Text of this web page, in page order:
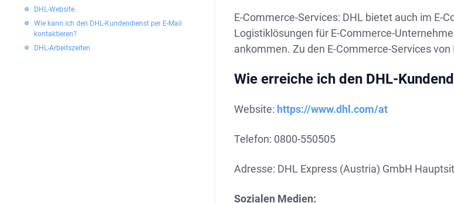
DHL-Website
Wie kann ich den DHL-Kundendienst per E-Mail
kontaktieren?
DHL-Arbeitszeiten
E-Commerce-Services: DHL bietet auch im E-
Logistiklösungen für E-Commerce-
ankommen. Zu den E-Commerce-Services
Wie erreiche ich den DHL-
Website: https://www.dhl.com/at
Telefon: 0800-550505
Adresse: DHL Express (Austria) GmbH
Sozialen Medien: